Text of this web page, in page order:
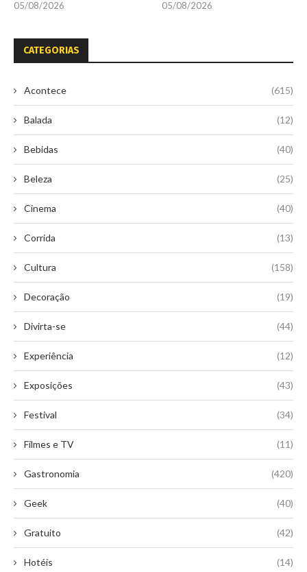
05/08/2026 05/08/2026
CATEGORIAS
Acontece (615)
Balada (12)
Bebidas (40)
Beleza (25)
Cinema (40)
Corrida (13)
Cultura (158)
Decoração (19)
Divirta-se (44)
Experiência (12)
Exposições (43)
Festival (34)
Filmes e TV (11)
Gastronomia (420)
Geek (40)
Gratuito (42)
Hotéis (14)